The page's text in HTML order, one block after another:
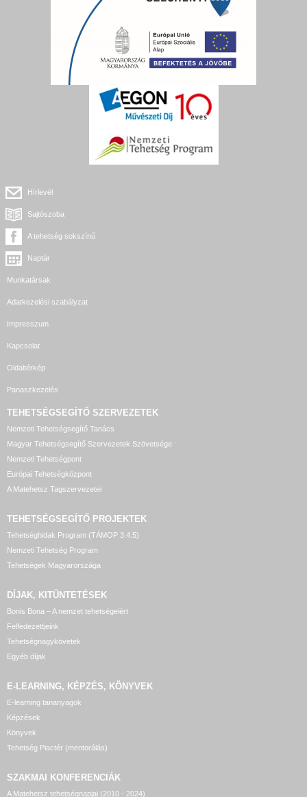
Hírlevél
Sajtószoba
A tehetség sokszínű
Naptár
Munkatársak
Adatkezelési szabályzat
Impresszum
Kapcsolat
Oldaltérkép
Panaszkezelés
TEHETSÉGSEGÍTŐ SZERVEZETEK
Nemzeti Tehetségsegítő Tanács
Magyar Tehetségsegítő Szervezetek Szövetsége
Nemzeti Tehetségpont
Európai Tehetségközpont
A Matehetsz Tagszervezetei
TEHETSÉGSEGÍTŐ PROJEKTEK
Tehetséghidak Program (TÁMOP 3.4.5)
Nemzeti Tehetség Program
Tehetségek Magyarországa
DÍJAK, KITÜNTETÉSEK
Bonis Bona – A nemzet tehetségeiért
Felfedezettjeink
Tehetségnagykövetek
Egyéb díjak
E-LEARNING, KÉPZÉS, KÖNYVEK
E-learning tananyagok
Képzések
Könyvek
Tehetség Piactér (mentorálás)
SZAKMAI KONFERENCIÁK
A Matehetsz tehetségnapjai (2010 - 2024)